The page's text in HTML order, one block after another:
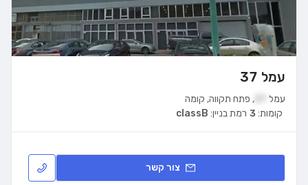
עמל 37
עמל , פתח תקווה, קומה
רמת בניין: classB קומות:3
צור קשר